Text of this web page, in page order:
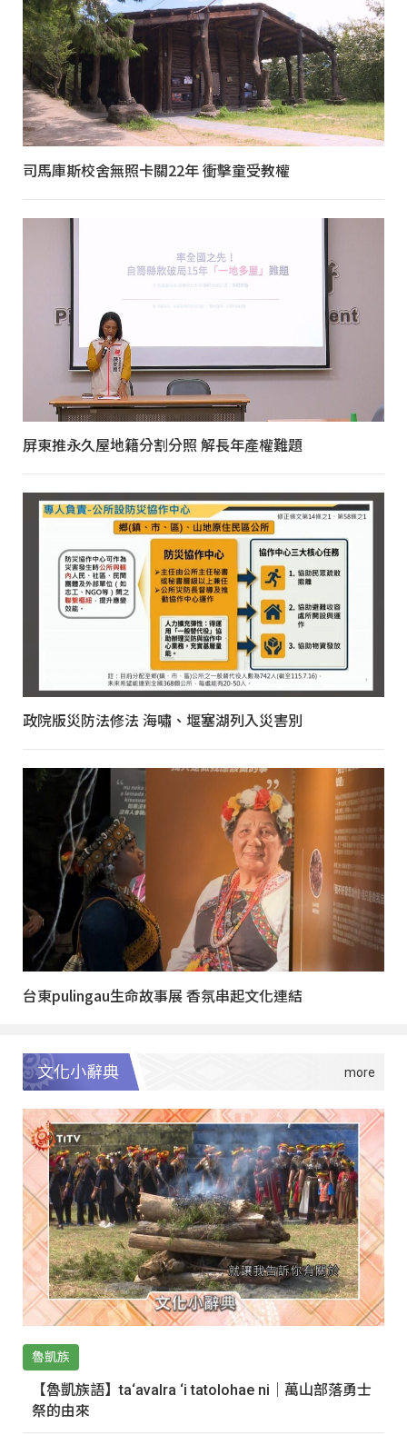
司馬庫斯校舍無照卡關22年 衝擊童受教權
屏東推永久屋地籍分割分照 解長年產權難題
政院版災防法修法 海嘯、堰塞湖列入災害別
台東pulingau生命故事展 香氛串起文化連結
文化小辭典
魯凱族
【魯凱族語】ta‘avalra ‘i tatolohae ni｜萬山部落勇士
祭的由來